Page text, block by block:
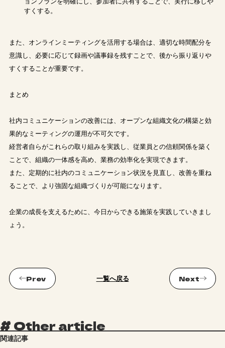
すくする。
また、オンラインミーティングを活用する場合は、適切な時間配分を
意識し、必要に応じて録画や議事録を残すことで、後から振り返りや
すくすることが重要です。
まとめ
社内コミュニケーションの改善には、オープンな組織文化の構築と効
果的なミーティングの運用が不可欠です。
経営者自らがこれらの取り組みを実践し、従業員との信頼関係を築く
ことで、組織の一体感を高め、業務の効率化を実現できます。
また、定期的に社内のコミュニケーション状況を見直し、改善を重ね
ることで、より強固な組織づくりが可能になります。
企業の成長を支えるために、今日からできる施策を実践していきまし
ょう。
一覧へ戻る
#Other article
関連記事